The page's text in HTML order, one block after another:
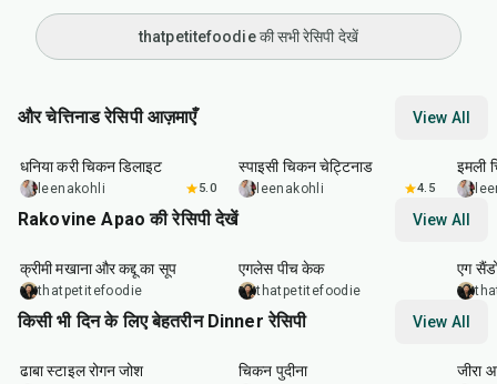
thatpetitefoodie की सभी रेसिपी देखें
और चेत्तिनाड रेसिपी आज़माएँ View All
50
धनिया करी चिकन डिलाइट
leenakohli 5.0
स्पाइसी चिकन चेट्टिनाड
leenakohli 4.5
इमली
Rakovine Apao की रेसिपी देखें View All
क्रीमी मखाना और कद्दू का सूप
thatpetitefoodie
एगलेस पीच केक
thatpetitefoodie
एग
किसी भी दिन के लिए बेहतरीन Dinner रेसिपी View All
1 min
ढाबा स्टाइल रोगन जोश
15
चिकन पुदीना जीरा